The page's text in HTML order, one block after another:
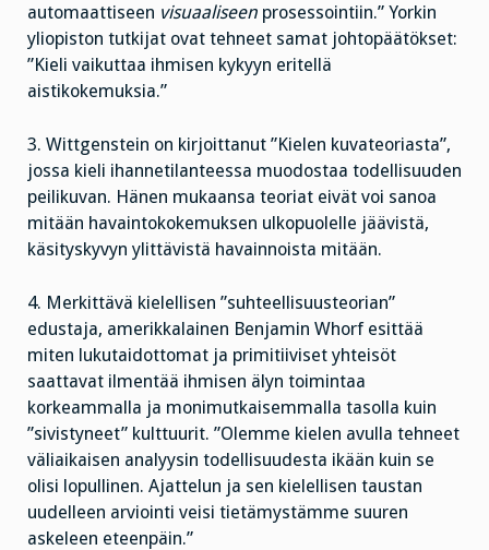
automaattiseen visuaaliseen prosessointiin.” Yorkin
yliopiston tutkijat ovat tehneet samat johtopäätökset:
”Kieli vaikuttaa ihmisen kykyyn eritellä
aistikokemuksia.”
3. Wittgenstein on kirjoittanut ”Kielen kuvateoriasta”,
jossa kieli ihannetilanteessa muodostaa todellisuuden
peilikuvan. Hänen mukaansa teoriat eivät voi sanoa
mitään havaintokokemuksen ulkopuolelle jäävistä,
käsityskyvyn ylittävistä havainnoista mitään.
4. Merkittävä kielellisen ”suhteellisuusteorian”
edustaja, amerikkalainen Benjamin Whorf esittää
miten lukutaidottomat ja primitiiviset yhteisöt
saattavat ilmentää ihmisen älyn toimintaa
korkeammalla ja monimutkaisemmalla tasolla kuin
”sivistyneet” kulttuurit. ”Olemme kielen avulla tehneet
väliaikaisen analyysin todellisuudesta ikään kuin se
olisi lopullinen. Ajattelun ja sen kielellisen taustan
uudelleen arviointi veisi tietämystämme suuren
askeleen eteenpäin.”